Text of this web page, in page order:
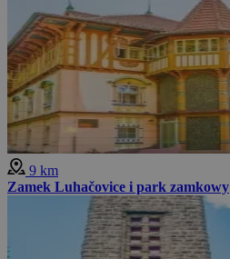
9 km
Zamek Luhačovice i park zamkowy